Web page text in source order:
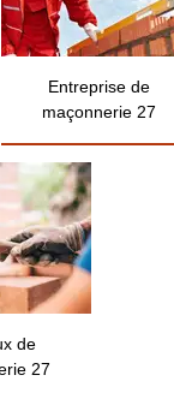
Entreprise de
maçonnerie 27
de
27